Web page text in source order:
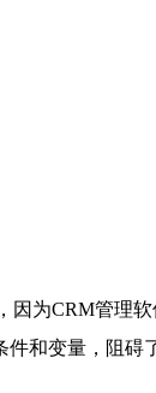
因为CRM管理
和变量，阻碍